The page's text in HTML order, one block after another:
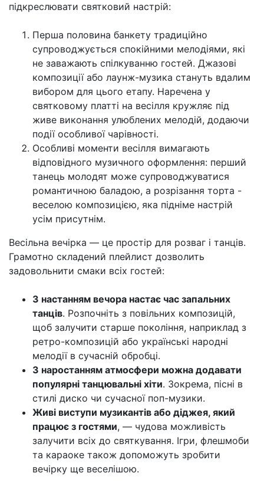
підкреслювати святковий настрій:
Перша половина банкету традиційно
супроводжується спокійними мелодіями, які
не заважають спілкуванню гостей. Джазові
композиції або лаунж-музика стануть вдалим
вибором для цього етапу. Наречена у
святковому платті на весілля кружляє під
живе виконання улюблених мелодій, додаючи
події особливої чарівності.
Особливі моменти весілля вимагають
відповідного музичного оформлення: перший
танець молодят може супроводжуватися
романтичною баладою, а розрізання торта -
веселою композицією, яка підніме настрій
усім присутнім.
Весільна вечірка — це простір для розваг і танців.
Грамотно складений плейлист дозволить
задовольнити смаки всіх гостей:
З настанням вечора настає час запальних
танців. Розпочніть з повільних композицій,
щоб залучити старше покоління, наприклад з
ретро-композицій або українські народні
мелодії в сучасній обробці.
З наростанням атмосфери можна додавати
популярні танцювальні хіти. Зокрема, пісні в
стилі диско чи сучасної поп-музики.
Живі виступи музикантів або діджея, який
працює з гостями, — чудова можливість
залучити всіх до святкування. Ігри, флешмоби
та караоке також допоможуть зробити
вечірку ще веселішою.